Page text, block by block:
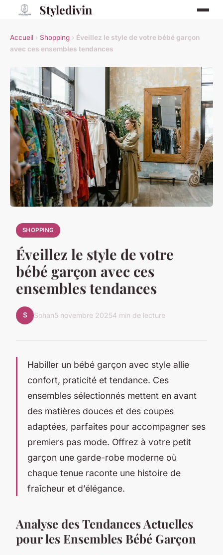
Styledivin
Accueil › Shopping › Éveillez le style de votre bébé garçon
avec ces ensembles tendances
SHOPPING
Éveillez le style de votre
bébé garçon avec ces
ensembles tendances
S Sohan5 novembre 20254 min de lecture
Habiller un bébé garçon avec style allie
confort, praticité et tendance. Ces
ensembles sélectionnés mettent en avant
des matières douces et des coupes
adaptées, parfaites pour accompagner ses
premiers pas mode. Offrez à votre petit
garçon une garde-robe moderne où
chaque tenue raconte une histoire de
fraîcheur et d’élégance.
Analyse des Tendances Actuelles
pour les Ensembles Bébé Garçon